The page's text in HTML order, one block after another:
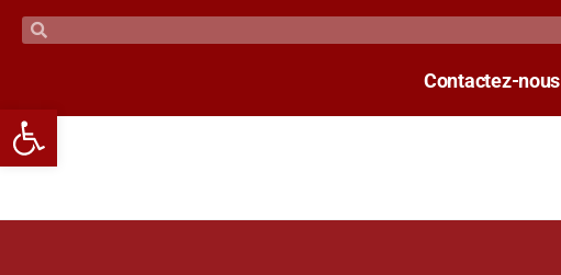
Contactez-nous